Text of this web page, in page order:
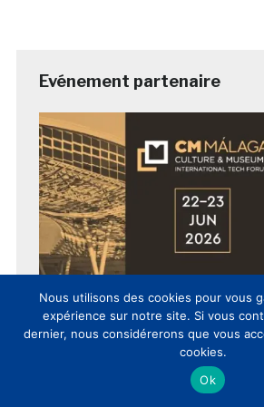
Evénement partenaire
Nous utilisons des cookies pour vous
expérience sur notre site. Si vous
dernier, nous considérerons que vous
cookies.
Ok